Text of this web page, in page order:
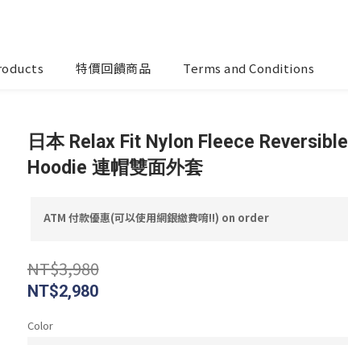
特價回饋商品 Terms and Conditions
日本 Relax Fit Nylon Fleece Reversible
Hoodie 連帽雙面外套
ATM 付款優惠(可以使用網銀繳費唷!!) on order
NT$3,980
NT$2,980
Color